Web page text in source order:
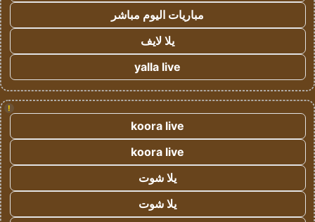
مباريات اليوم مباشر
يلا لايف
yalla live
!
koora live
koora live
يلا شوت
يلا شوت